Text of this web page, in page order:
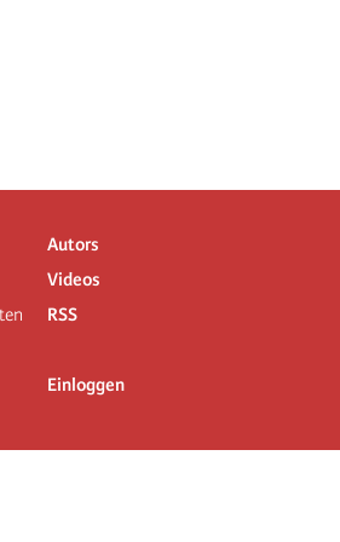
Autors
Videos
RSS
Einloggen